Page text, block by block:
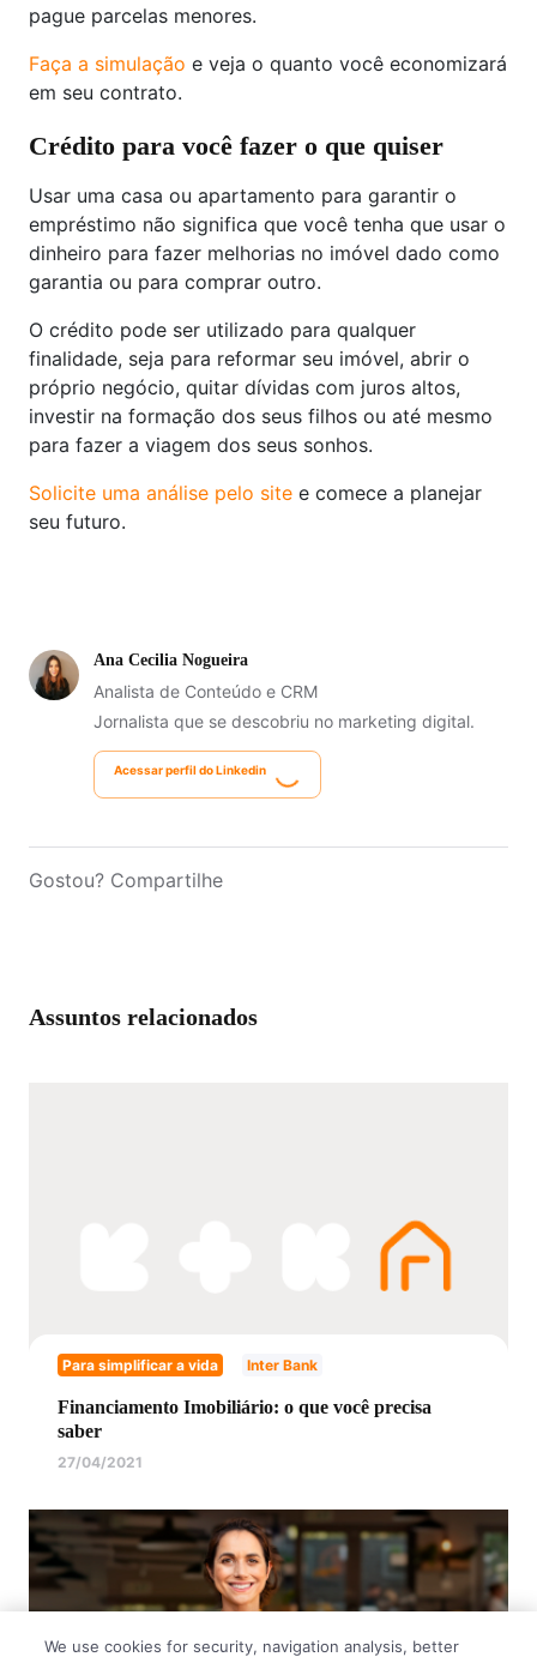
pague parcelas menores.
Faça a simulação e veja o quanto você economizará
em seu contrato.
Crédito para você fazer o que quiser
Usar uma casa ou apartamento para garantir o
empréstimo não significa que você tenha que usar o
dinheiro para fazer melhorias no imóvel dado como
garantia ou para comprar outro.
O crédito pode ser utilizado para qualquer
finalidade, seja para reformar seu imóvel, abrir o
próprio negócio, quitar dívidas com juros altos,
investir na formação dos seus filhos ou até mesmo
para fazer a viagem dos seus sonhos.
Solicite uma análise pelo site e comece a planejar
seu futuro.
Ana Cecilia Nogueira
Analista de Conteúdo e CRM
Jornalista que se descobriu no marketing digital.
Acessar perfil do Linkedin
Gostou? Compartilhe
Assuntos relacionados
Para simplificar a vida Inter Bank
Financiamento Imobiliário: o que você precisa
saber
27/04/2021
We use cookies for security, navigation analysis, better